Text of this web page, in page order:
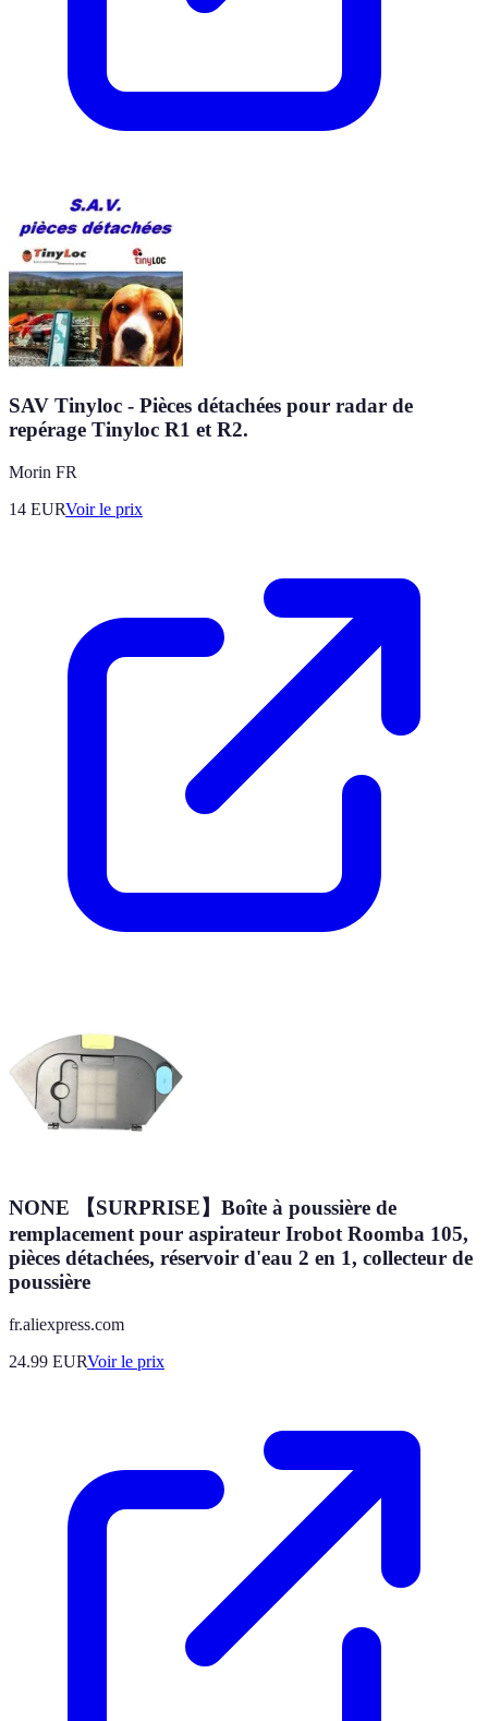
SAV Tinyloc - Pièces détachées pour radar de
repérage Tinyloc R1 et R2.
Morin FR
14 EURVoir le prix
NONE 【SURPRISE】Boîte à poussière de
remplacement pour aspirateur Irobot Roomba 105,
pièces détachées, réservoir d'eau 2 en 1, collecteur de
poussière
fr.aliexpress.com
24.99 EURVoir le prix